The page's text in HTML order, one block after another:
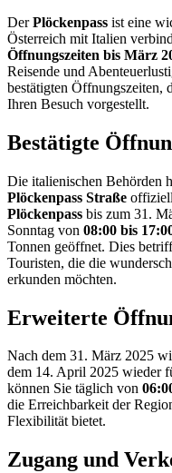
DerPlöckenpass ist eine
Österreich mit Italien
Öffnungszeiten bis März
Reisende und
bestätigten Öffnungszeiten,
Ihren Besuch vorgestellt.
Bestätigte
Die italienischen Behörden
Plöckenpass Straße
Plöckenpass bis zum 31.
Sonntag von 08:00 bis
Tonnen geöffnet. Dies
Touristen, die die
erkunden möchten.
Erweiterte
Nach dem 31. März 2025
dem 14. April 2025 wieder
können Sie täglich von
die Erreichbarkeit der
Flexibilität bietet.
Zugang und